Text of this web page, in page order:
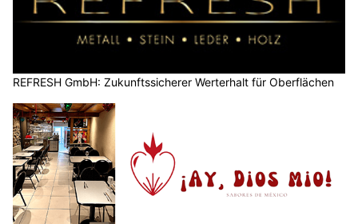
REFRESH GmbH: Zukunftssicherer Werterhalt für Oberflächen